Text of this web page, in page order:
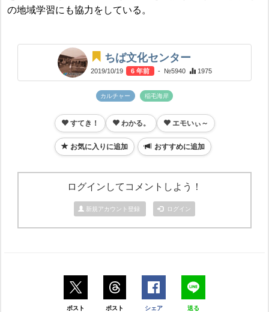
の地域学習にも協力をしている。
ちば文化センター
2019/10/19 6 年前 - №5940 1975
カルチャー 稲毛海岸
すてき！ わかる。 エモいぃ～
お気に入りに追加 おすすめに追加
ログインしてコメントしよう！
新規アカウント登録 ログイン
ポスト ポスト シェア 送る